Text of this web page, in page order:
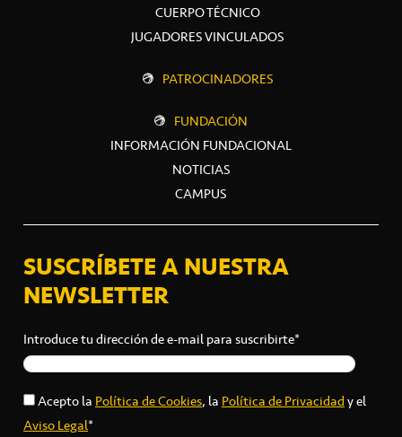
CUERPO TÉCNICO
JUGADORES VINCULADOS
PATROCINADORES
FUNDACIÓN
INFORMACIÓN FUNDACIONAL
NOTICIAS
CAMPUS
SUSCRÍBETE A NUESTRA
NEWSLETTER
Introduce tu dirección de e-mail para suscribirte*
Acepto laPolítica de Cookies, laPolítica de Privacidady el
Aviso Legal*